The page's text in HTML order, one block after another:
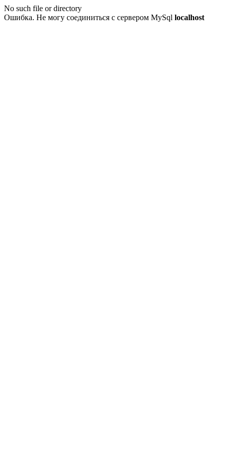
No such file or directory
Ошибка. Не могу соединиться с сервером MySql localhost